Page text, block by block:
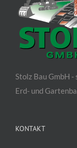
Stolz Bau GmbH
Erd- und
KONTAKT